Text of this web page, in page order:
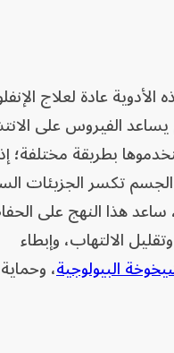
عادة لعلاج
الفيروس على
بطريقة مختلفة؛
تكسر الجزيئات
ساعد هذا النهج على
الالتهاب، وإبطاء
البيولوجية،